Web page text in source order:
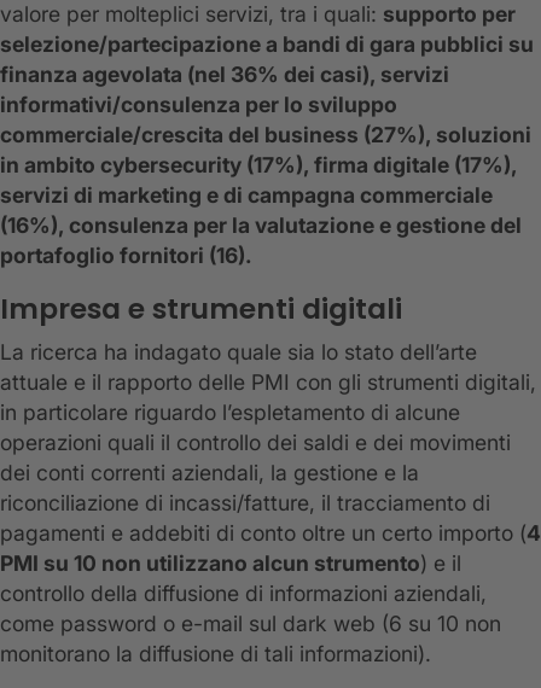
valore per molteplici servizi, tra i quali: supporto per
selezione/partecipazione a bandi di gara pubblici su
finanza agevolata (nel 36% dei casi), servizi
informativi/consulenza per lo sviluppo
commerciale/crescita del business (27%), soluzioni
in ambito cybersecurity (17%), firma digitale (17%),
servizi di marketing e di campagna commerciale
(16%), consulenza per la valutazione e gestione del
portafoglio fornitori (16).
Impresa e strumenti digitali
La ricerca ha indagato quale sia lo stato dell’arte
attuale e il rapporto delle PMI con gli strumenti digitali,
in particolare riguardo l’espletamento di alcune
operazioni quali il controllo dei saldi e dei movimenti
dei conti correnti aziendali, la gestione e la
riconciliazione di incassi/fatture, il tracciamento di
pagamenti e addebiti di conto oltre un certo importo (4
PMI su 10 non utilizzano alcun strumento) e il
controllo della diffusione di informazioni aziendali,
come password o e-mail sul dark web (6 su 10 non
monitorano la diffusione di tali informazioni).